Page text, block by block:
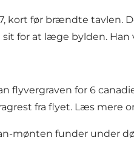
kort før brændte
for at læge bylden.
flyvergraven for 6
fra flyet. Læs mere
mønten funder under